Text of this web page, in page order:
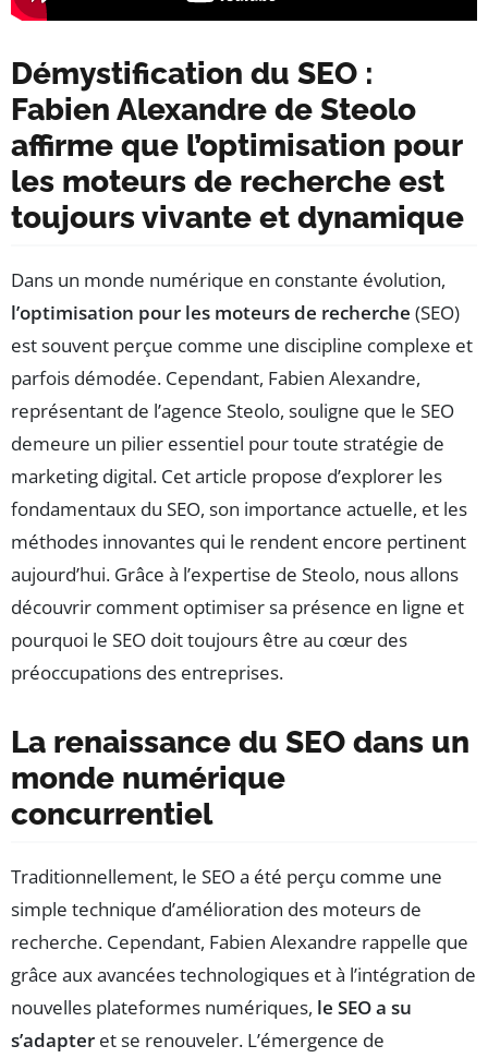
Démystification du SEO :
Fabien Alexandre de Steolo
affirme que l’optimisation pour
les moteurs de recherche est
toujours vivante et dynamique
Dans un monde numérique en constante évolution,
l’optimisation pour les moteurs de recherche (SEO)
est souvent perçue comme une discipline complexe et
parfois démodée. Cependant, Fabien Alexandre,
représentant de l’agence Steolo, souligne que le SEO
demeure un pilier essentiel pour toute stratégie de
marketing digital. Cet article propose d’explorer les
fondamentaux du SEO, son importance actuelle, et les
méthodes innovantes qui le rendent encore pertinent
aujourd’hui. Grâce à l’expertise de Steolo, nous allons
découvrir comment optimiser sa présence en ligne et
pourquoi le SEO doit toujours être au cœur des
préoccupations des entreprises.
La renaissance du SEO dans un
monde numérique
concurrentiel
Traditionnellement, le SEO a été perçu comme une
simple technique d’amélioration des moteurs de
recherche. Cependant, Fabien Alexandre rappelle que
grâce aux avancées technologiques et à l’intégration de
nouvelles plateformes numériques, le SEO a su
s’adapter et se renouveler. L’émergence de